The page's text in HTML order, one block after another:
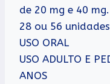
de 20 mg e 40
28 ou 56
USO ORAL
USO ADULTO E
ANOS